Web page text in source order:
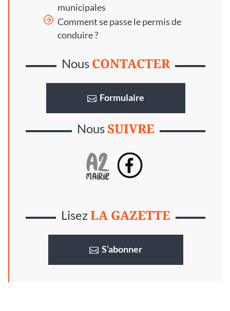
municipales
Comment se passe le permis de
conduire ?
Nous CONTACTER
Formulaire
NousSUIVRE
LisezLA GAZETTE
S’abonner